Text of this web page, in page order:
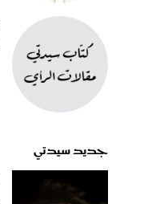
جديد سيدتي